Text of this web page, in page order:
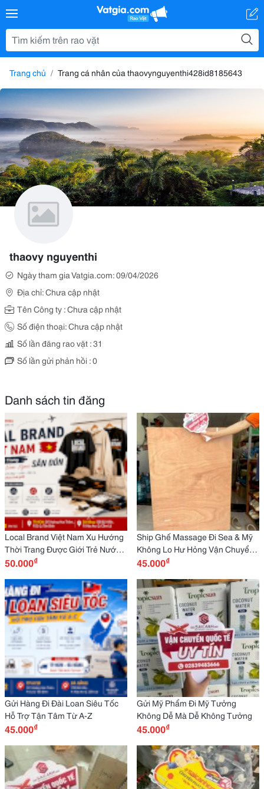
Trang chủ Trang cá nhân của thaovynguyenthi428id8185643
thaovy nguyenthi
Ngày tham gia Vatgia.com: 09/04/2026
Địa chỉ: Chưa cập nhật
Tên Công ty : Chưa cập nhật
Số điện thoại: Chưa cập nhật
Số lần đăng rao vặt : 31
Số lần gửi phản hồi : 0
Danh sách tin đăng
Local Brand Việt Nam Xu Hướng
Thời Trang Được Giới Trẻ Nước
Ngoài Săn Đón
50.000₫
Ship Ghế Massage Đi Sea & Mỹ
Không Lo Hư Hỏng Vận Chuyển
An Toàn
45.000₫
Gửi Hàng Đi Đài Loan Siêu Tốc
Hỗ Trợ Tận Tâm Từ A-Z
45.000₫
Gửi Mỹ Phẩm Đi Mỹ Tưởng
Không Dễ Mà Dễ Không Tưởng
45.000₫